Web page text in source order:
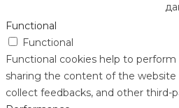
Functional
Functional
Functional cookies help to
sharing the content of the website
collect feedbacks, and other third-